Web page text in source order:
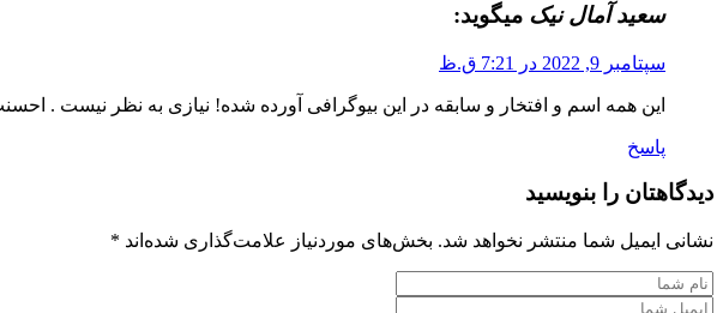
سعید آمال نیک میگوید:
سپتامبر 9, 2022 در 7:21 ق.ظ
این همه اسم و افتخار و سابقه در این بیوگرافی آورده شده! نیازی به نظر نیست .
پاسخ
دیدگاهتان را بنویسید
نشانی ایمیل شما منتشر نخواهد شد. بخش‌های موردنیاز علامت‌گذاری شده‌اند *